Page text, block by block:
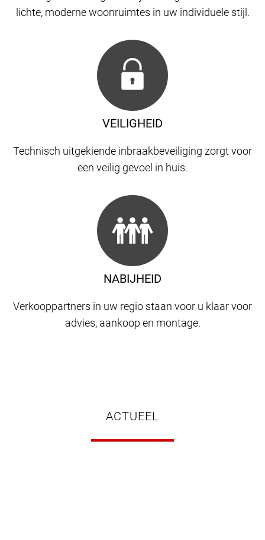
lichte, moderne woonruimtes in uw individuele stijl.
NABIJHEID
Verkooppartners in uw regio staan ​​voor u klaar voor
advies, aankoop en montage.
VEILIGHEID
Technisch uitgekiende inbraakbeveiliging zorgt voor
een veilig gevoel in huis.
ACTUEEL